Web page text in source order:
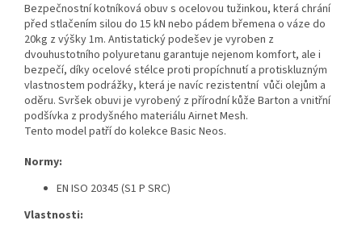
Bezpečnostní kotníková obuv s ocelovou tužinkou, která chrání
před stlačením silou do 15 kN nebo pádem břemena o váze do
20kg z výšky 1m. Antistatický podešev je vyroben z
dvouhustotního polyuretanu garantuje nejenom komfort, ale i
bezpečí, díky ocelové stélce proti propíchnutí a protiskluzným
vlastnostem podrážky, která je navíc rezistentní vůči olejům a
oděru. Svršek obuvi je vyrobený z přírodní kůže Barton a vnitřní
podšívka z prodyšného materiálu Airnet Mesh.
Tento model patří do kolekce Basic Neos.
Normy:
EN ISO 20345 (S1 P SRC)
Vlastnosti: